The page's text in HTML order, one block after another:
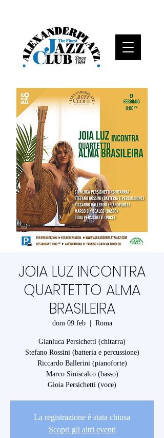
JOIA LUZ INCONTRA
QUARTETTO ALMA
BRASILEIRA
dom 09 feb
  |
Roma
Gianluca Persichetti (chitarra)
Stefano Rossini (batteria e percussione)
Riccardo Ballerini (pianoforte)
Marco Siniscalco (basso)
Gioia Persichetti (voce)
La registrazione è stata chiusa
Scopri gli altri eventi